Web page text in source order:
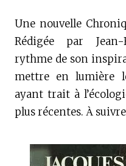
Une nouvelle
Rédigée par
rythme de son
mettre en lumière
ayant trait à
plus récentes. À